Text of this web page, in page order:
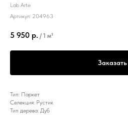
Lab Arte
Артикул: 204963
5 950 р. / 1 м²
Заказать
Тип: Паркет
Селекция: Рустик
Тип дерева: Дуб